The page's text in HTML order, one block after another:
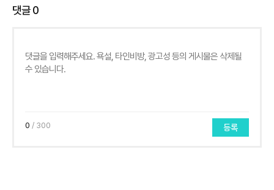
댓글0
0 / 300 등록